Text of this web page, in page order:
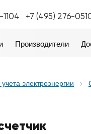
+7 (495) 276-
Производители
электроэнергии